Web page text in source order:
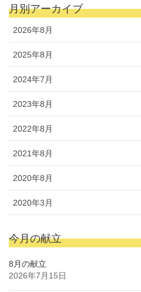
月別アーカイブ
2026年8月
2025年8月
2024年7月
2023年8月
2022年8月
2021年8月
2020年8月
2020年3月
今月の献立
8月の献立
2026年7月15日